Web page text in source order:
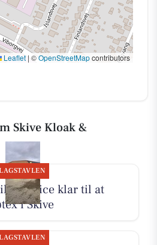
Leaflet | ©OpenStreetMapcontributors
Skive Kloak &
klar til at
i Skive